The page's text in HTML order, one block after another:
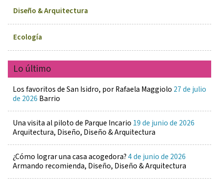
Diseño & Arquitectura
Ecología
Lo último
Los favoritos de San Isidro, por Rafaela Maggiolo 27 de julio
de 2026 Barrio
Una visita al piloto de Parque Incario 19 de junio de 2026
Arquitectura, Diseño, Diseño & Arquitectura
¿Cómo lograr una casa acogedora?4 de junio de 2026
Armando recomienda, Diseño, Diseño & Arquitectura